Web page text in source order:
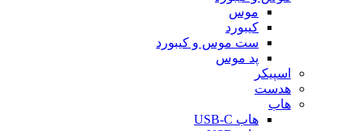
موس
کیبورد
ست موس و کیبورد
پد موس
اسپیکر
هدست
هاب
هاب USB-C